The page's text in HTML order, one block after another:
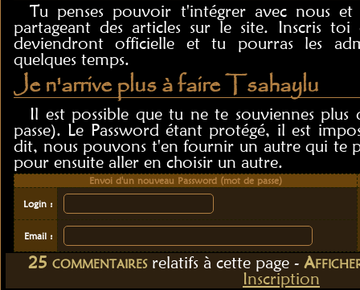
Tu penses pouvoir t'intégrer avec nous
partageant des articles sur le site. Inscris
deviendront officielle et tu pourras les
quelques temps.
Je n'arrive plus à faire Tsahaylu
Il est possible que tu ne te souviennes
passe). Le Password étant protégé, il est
dit, nous pouvons t'en fournir un autre qui te
pour ensuite aller en choisir un autre.
Envoi d'un nouveau Password (mot de passe)
Login :
Email :
25 commentairesrelatifsà cette page -
Inscription